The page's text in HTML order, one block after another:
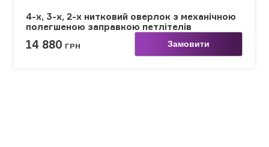
4-х, 3-х, 2-х нитковий оверлок з механічною
полегшеною заправкою петлітелів
14 880 ГРН Замовити